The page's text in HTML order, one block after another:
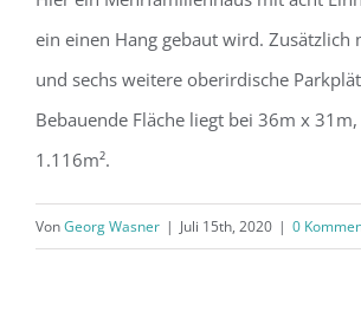
ein einen Hang gebaut wird. Zusätzlich
und sechs weitere oberirdische
Bebauende Fläche liegt bei 36m x
1.116m².
VonGeorg Wasner | Juli 15th, 2020 | 0